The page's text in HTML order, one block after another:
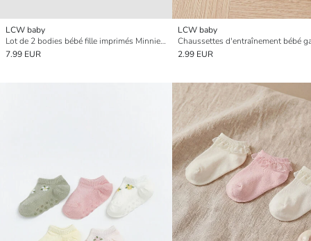
LCW baby
Lot de 2 bodies bébé fille imprimés Minnie Mouse
7.99 EUR
LCW baby
2.99 EUR